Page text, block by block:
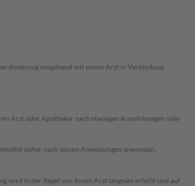
umgehend mit einem Arzt in Verbindung.
Arzt oder Apotheker nach etwaigen Auswirkungen oder
daher nach seinen Anweisungen anwenden.
wird in der Regel von Ihrem Arzt langsam erhöht und auf